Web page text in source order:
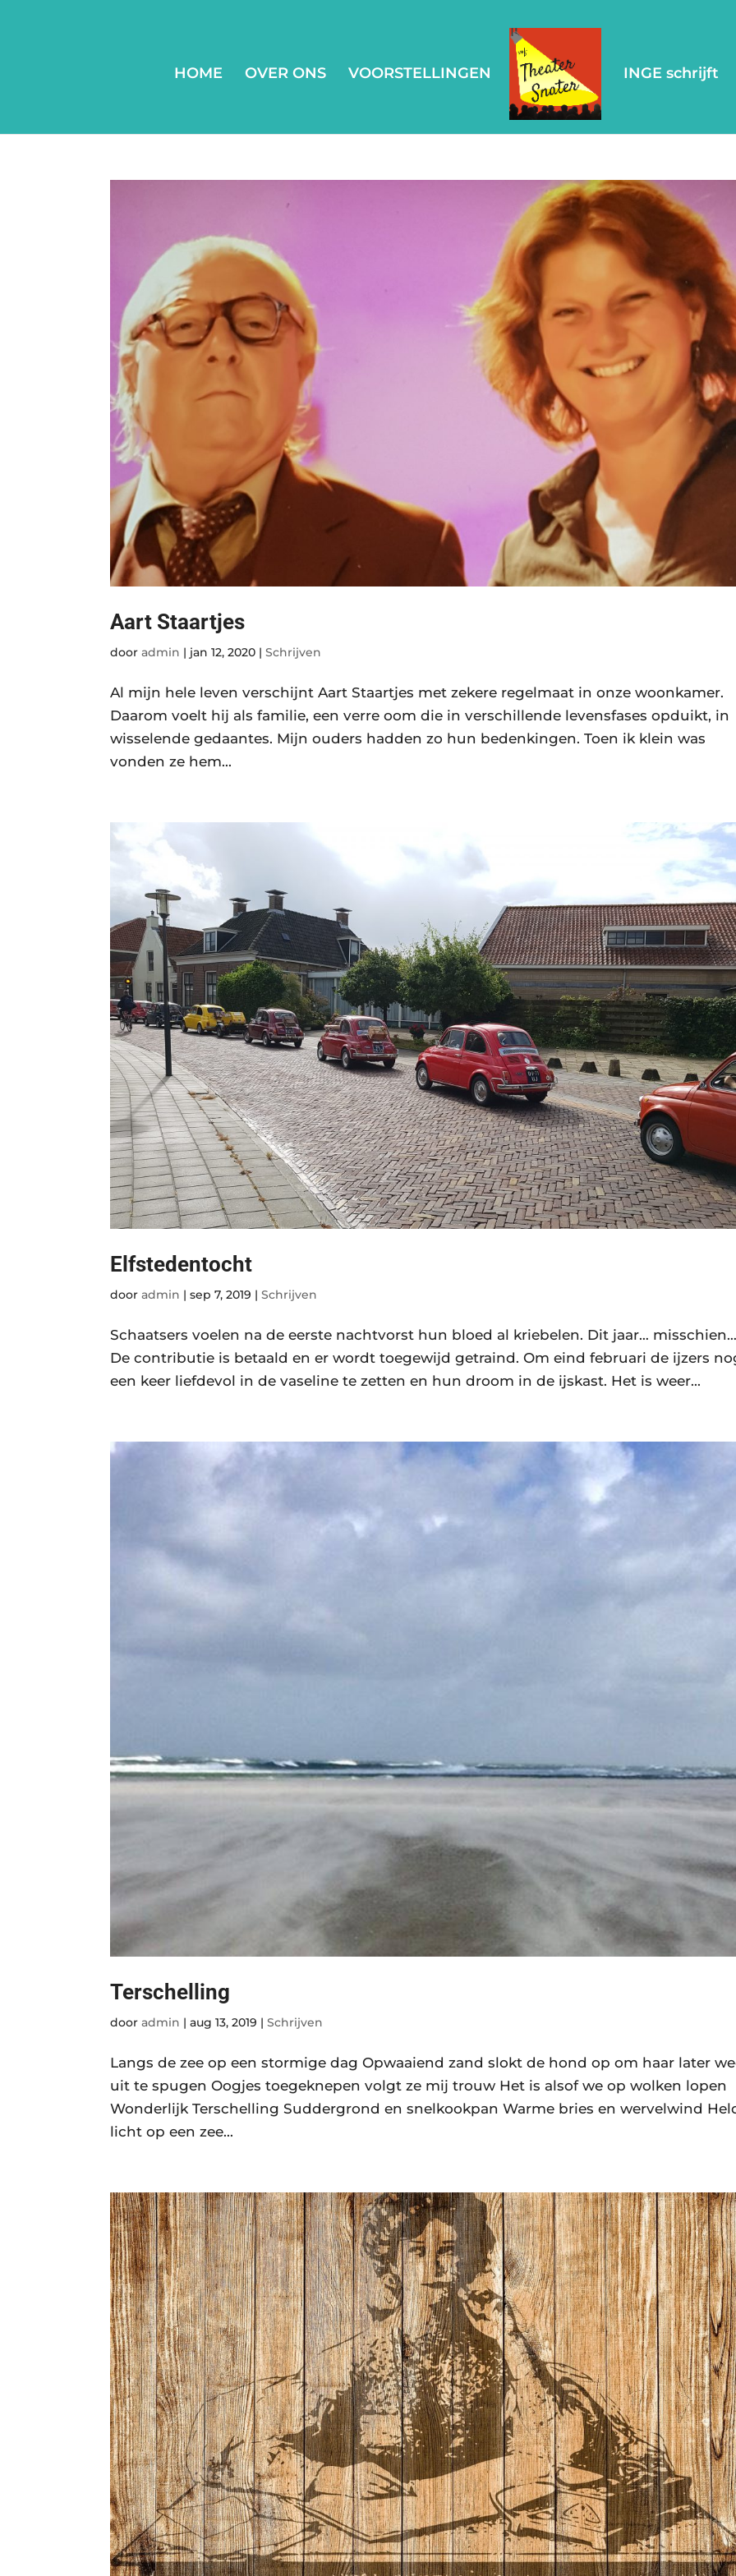
HOME OVER ONS VOORSTELLINGEN INGE schrijft
Aart Staartjes
dooradmin | jan 12, 2020 |Schrijven
Al mijn hele leven verschijnt Aart Staartjes met zekere regelmaat in onze woonkamer.
Daarom voelt hij als familie, een verre oom die in verschillende levensfases opduikt, in
wisselende gedaantes. Mijn ouders hadden zo hun bedenkingen. Toen ik klein was
vonden ze hem...
Elfstedentocht
dooradmin |sep 7, 2019 |Schrijven
Schaatsers voelen na de eerste nachtvorst hun bloed al kriebelen. Dit jaar…
De contributie is betaald en er wordt toegewijd getraind. Om eind februari de ijzers
een keer liefdevol in de vaseline te zetten en hun droom in de ijskast. Het is weer...
Terschelling
dooradmin |aug 13, 2019 |Schrijven
Langs de zee op een stormige dag Opwaaiend zand slokt de hond op om haar later
uit te spugen Oogjes toegeknepen volgt ze mij trouw Het is alsof we op wolken lopen
Wonderlijk Terschelling Suddergrond en snelkookpan Warme bries en wervelwind
licht op een zee...